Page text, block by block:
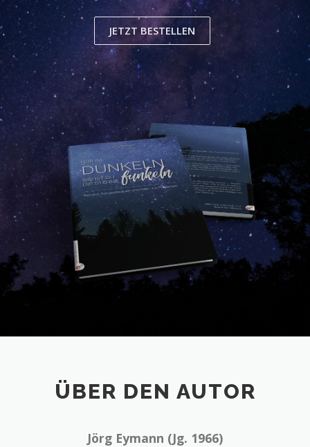
JETZT BESTELLEN
ÜBER DEN AUTOR
Jörg Eymann (Jg. 1966)